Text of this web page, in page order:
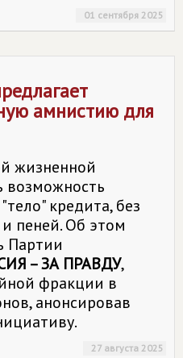
01 сентября 2025
амнистию для
жизненной
возможность
кредита, без
пеней. Об этом
Партии
– ЗА ПРАВДУ,
фракции в
анонсировав
27 августа 2025